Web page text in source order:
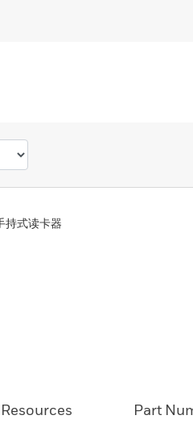
持式读卡器
Resources Part